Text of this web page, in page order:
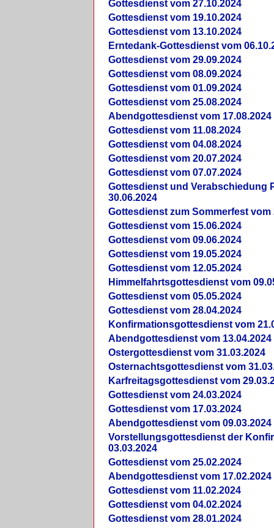
Gottesdienst vom 27.10.2024
Gottesdienst vom 19.10.2024
Gottesdienst vom 13.10.2024
Erntedank-Gottesdienst vom
Gottesdienst vom 29.09.2024
Gottesdienst vom 08.09.2024
Gottesdienst vom 01.09.2024
Gottesdienst vom 25.08.2024
Abendgottesdienst vom 17.08.2024
Gottesdienst vom 11.08.2024
Gottesdienst vom 04.08.2024
Gottesdienst vom 20.07.2024
Gottesdienst vom 07.07.2024
Gottesdienst und Verabschiedung
30.06.2024
Gottesdienst zum Sommerfest vom
Gottesdienst vom 15.06.2024
Gottesdienst vom 09.06.2024
Gottesdienst vom 19.05.2024
Gottesdienst vom 12.05.2024
Himmelfahrtsgottesdienst vom
Gottesdienst vom 05.05.2024
Gottesdienst vom 28.04.2024
Konfirmationsgottesdienst vom
Abendgottesdienst vom 13.04.2024
Ostergottesdienst vom 31.03.2024
Osternachtsgottesdienst vom
Karfreitagsgottesdienst vom
Gottesdienst vom 24.03.2024
Gottesdienst vom 17.03.2024
Abendgottesdienst vom 09.03.2024
Vorstellungsgottesdienst der
03.03.2024
Gottesdienst vom 25.02.2024
Abendgottesdienst vom 17.02.2024
Gottesdienst vom 11.02.2024
Gottesdienst vom 04.02.2024
Gottesdienst vom 28.01.2024